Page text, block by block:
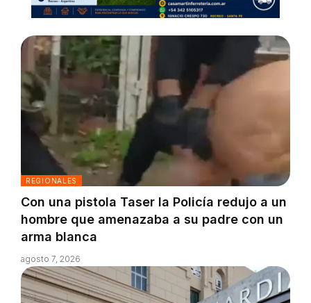
REGIONALES
Con una pistola Taser la Policía redujo a un
hombre que amenazaba a su padre con un
arma blanca
agosto 7, 2026